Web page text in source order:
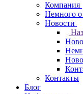
Компания
Немного о
Новости
Контакты
Блог